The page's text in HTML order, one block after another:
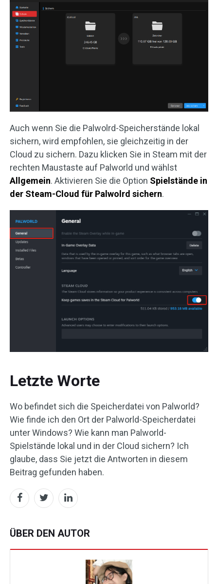
Auch wenn Sie die Palwolrd-Speicherstände lokal
sichern, wird empfohlen, sie gleichzeitig in der
Cloud zu sichern. Dazu klicken Sie in Steam mit der
rechten Maustaste auf Palworld und wählst
Allgemein. Aktivieren Sie die Option Spielstände in
der Steam-Cloud für Palwolrd sichern.
Letzte Worte
Wo befindet sich die Speicherdatei von Palworld?
Wie finde ich den Ort der Palworld-Speicherdatei
unter Windows? Wie kann man Palworld-
Spielstände lokal und in der Cloud sichern? Ich
glaube, dass Sie jetzt die Antworten in diesem
Beitrag gefunden haben.
ÜBER DEN AUTOR